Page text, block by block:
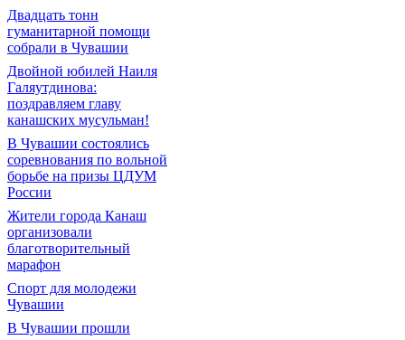
Двадцать тонн
гуманитарной помощи
собрали в Чувашии
Двойной юбилей Наиля
Галяутдинова:
поздравляем главу
канашских мусульман!
В Чувашии состоялись
соревнования по вольной
борьбе на призы ЦДУМ
России
Жители города Канаш
организовали
благотворительный
марафон
Спорт для молодежи
Чувашии
В Чувашии прошли